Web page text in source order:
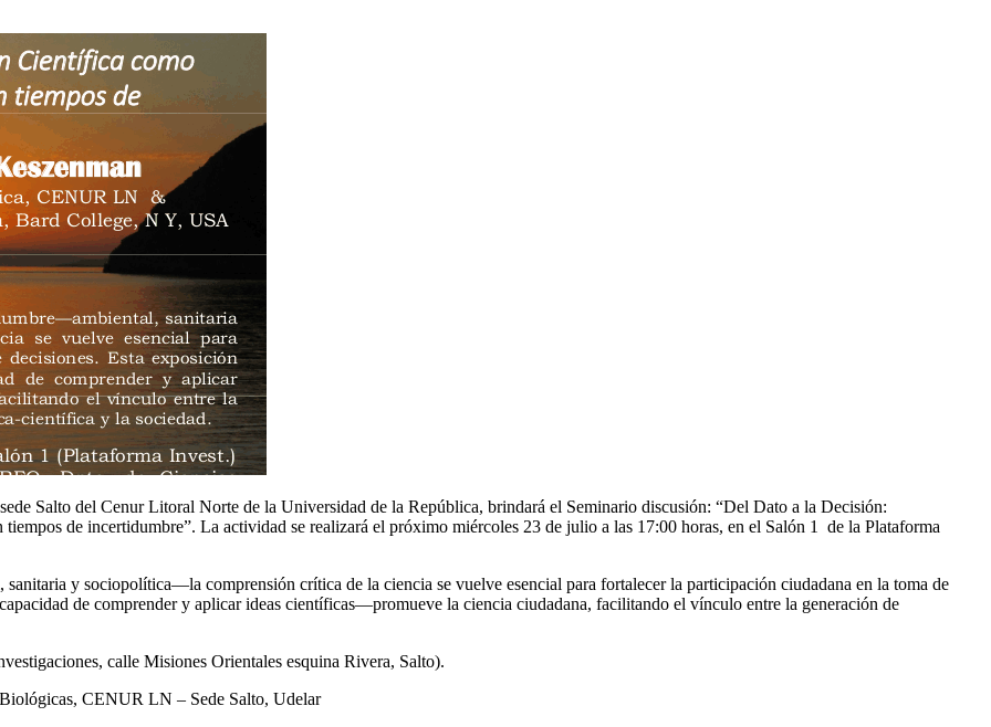
Salto del Cenur Litoral Norte de la Universidad de la República, brindará el Seminario discusión: “Del Dato a la Decisión:
de incertidumbre”. La actividad se realizará el próximo miércoles 23 de julio a las 17:00 horas, en el Salón 1 de la Plataforma
y sociopolítica—la comprensión crítica de la ciencia se vuelve esencial para fortalecer la participación ciudadana en la toma de
de comprender y aplicar ideas científicas—promueve la ciencia ciudadana, facilitando el vínculo entre la generación de
calle Misiones Orientales esquina Rivera, Salto).
CENUR LN – Sede Salto, Udelar